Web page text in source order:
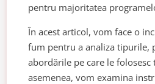
pentru majoritatea
În acest articol, vom face o
fum pentru a analiza tipurile,
abordările pe care le
asemenea, vom examina